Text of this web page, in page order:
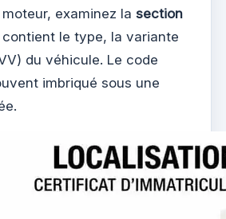
examinez la section
le type, la variante
du véhicule. Le code
imbriqué sous une